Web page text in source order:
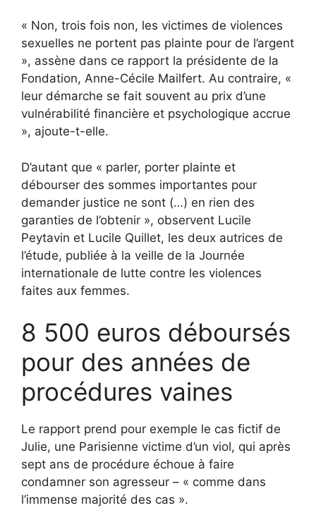
« Non, trois fois non, les victimes de violences
sexuelles ne portent pas plainte pour de l’argent
», assène dans ce rapport la présidente de la
Fondation, Anne-Cécile Mailfert. Au contraire, «
leur démarche se fait souvent au prix d’une
vulnérabilité financière et psychologique accrue
», ajoute-t-elle.
D’autant que « parler, porter plainte et
débourser des sommes importantes pour
demander justice ne sont (…) en rien des
garanties de l’obtenir », observent Lucile
Peytavin et Lucile Quillet, les deux autrices de
l’étude, publiée à la veille de la Journée
internationale de lutte contre les violences
faites aux femmes.
8 500 euros déboursés
pour des années de
procédures vaines
Le rapport prend pour exemple le cas fictif de
Julie, une Parisienne victime d’un viol, qui après
sept ans de procédure échoue à faire
condamner son agresseur – « comme dans
l’immense majorité des cas ».